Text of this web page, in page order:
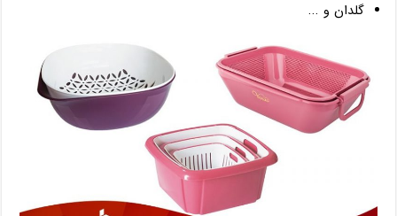
گلدان و …